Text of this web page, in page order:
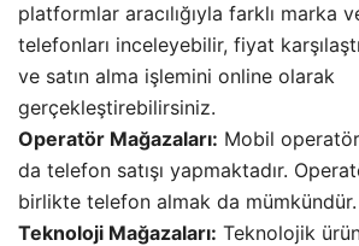
platformlar aracılığıyla farklı marka
telefonları inceleyebilir, fiyat
ve satın alma işlemini online olarak
gerçekleştirebilirsiniz.
Operatör Mağazaları: Mobil
da telefon satışı yapmaktadır.
birlikte telefon almak da mümkündür.
Teknoloji Mağazaları: Teknolojik